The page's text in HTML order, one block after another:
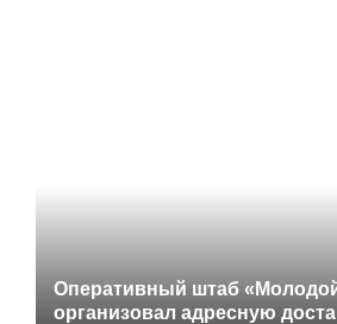
Оперативный штаб
организовал адресную